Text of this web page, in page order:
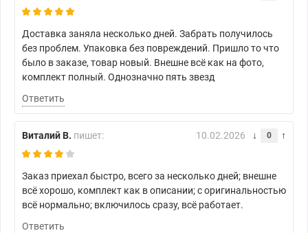
Доставка заняла несколько дней. Забрать получилось
без проблем. Упаковка без повреждений. Пришло то что
было в заказе, товар новый. Внешне всё как на фото,
комплект полный. Однозначно пять звезд
Ответить
Виталий В. пишет: 10.02.2026 0
Заказ приехал быстро, всего за несколько дней; внешне
всё хорошо, комплект как в описании; с оригинальностью
всё нормально; включилось сразу, всё работает.
Ответить